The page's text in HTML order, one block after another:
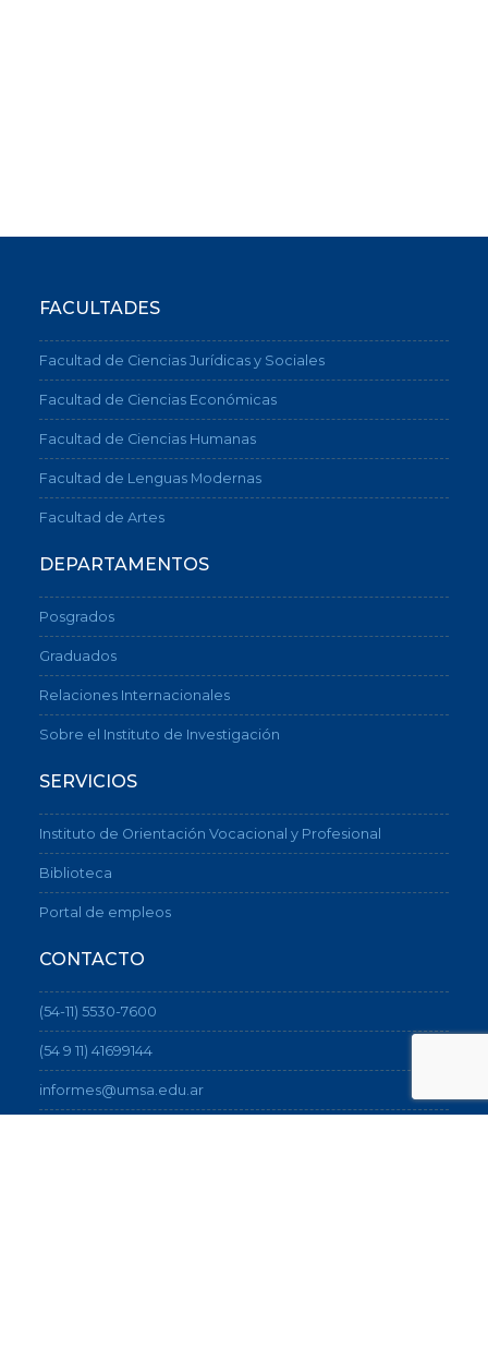
FACULTADES
Facultad de Ciencias Jurídicas y Sociales
Facultad de Ciencias Económicas
Facultad de Ciencias Humanas
Facultad de Lenguas Modernas
Facultad de Artes
DEPARTAMENTOS
Posgrados
Graduados
Relaciones Internacionales
Sobre el Instituto de Investigación
SERVICIOS
Instituto de Orientación Vocacional y Profesional
Biblioteca
Portal de empleos
CONTACTO
(54-11) 5530-7600
(54 9 11) 41699144
informes@umsa.edu.ar